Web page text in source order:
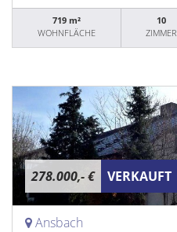
719 m²
WOHNFLÄCHE
10
ZIMMER
278.000,- € VERKAUFT
Ansbach